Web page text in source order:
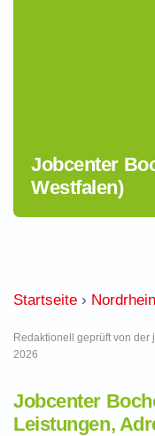
Jobcenter
Westfalen)
Startseite ›
Redaktionell geprüft von der
2026
Jobcenter
Leistungen,